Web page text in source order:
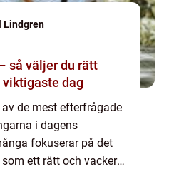
Lindgren
så väljer du rätt
dag
de mest efterfrågade
i dagens
fokuserar på det
ett rätt och vackert